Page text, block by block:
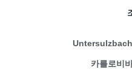
Untersulzbach
카를로비